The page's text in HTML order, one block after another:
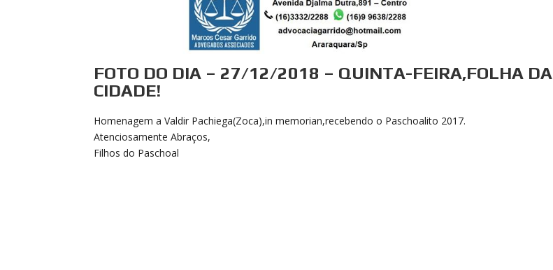
FOTO DO DIA – 27/12/2018 – QUINTA-FEIRA,FOLHA DA
CIDADE!
Homenagem a Valdir Pachiega(Zoca),in memorian,recebendo o Paschoalito 2017.
Atenciosamente Abraços,
Filhos do Paschoal